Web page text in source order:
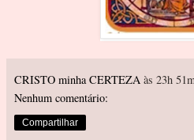
CRISTO minha CERTEZA às 23h
Nenhum comentário:
Compartilhar